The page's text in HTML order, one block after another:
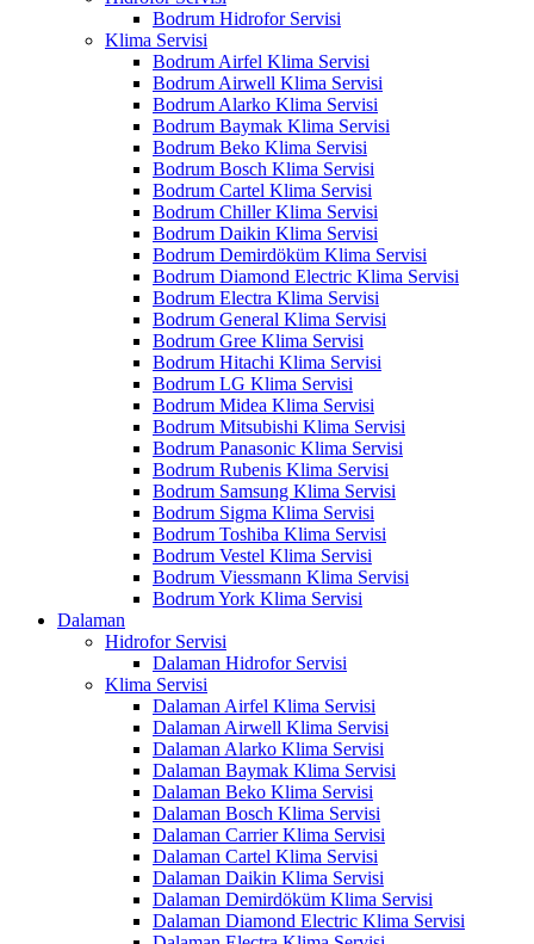
Bodrum Hidrofor Servisi
Klima Servisi
Bodrum Airfel Klima Servisi
Bodrum Airwell Klima Servisi
Bodrum Alarko Klima Servisi
Bodrum Baymak Klima Servisi
Bodrum Beko Klima Servisi
Bodrum Bosch Klima Servisi
Bodrum Cartel Klima Servisi
Bodrum Chiller Klima Servisi
Bodrum Daikin Klima Servisi
Bodrum Demirdöküm Klima Servisi
Bodrum Diamond Electric Klima Servisi
Bodrum Electra Klima Servisi
Bodrum General Klima Servisi
Bodrum Gree Klima Servisi
Bodrum Hitachi Klima Servisi
Bodrum LG Klima Servisi
Bodrum Midea Klima Servisi
Bodrum Mitsubishi Klima Servisi
Bodrum Panasonic Klima Servisi
Bodrum Rubenis Klima Servisi
Bodrum Samsung Klima Servisi
Bodrum Sigma Klima Servisi
Bodrum Toshiba Klima Servisi
Bodrum Vestel Klima Servisi
Bodrum Viessmann Klima Servisi
Bodrum York Klima Servisi
Dalaman
Hidrofor Servisi
Dalaman Hidrofor Servisi
Klima Servisi
Dalaman Airfel Klima Servisi
Dalaman Airwell Klima Servisi
Dalaman Alarko Klima Servisi
Dalaman Baymak Klima Servisi
Dalaman Beko Klima Servisi
Dalaman Bosch Klima Servisi
Dalaman Carrier Klima Servisi
Dalaman Cartel Klima Servisi
Dalaman Daikin Klima Servisi
Dalaman Demirdöküm Klima Servisi
Dalaman Diamond Electric Klima Servisi